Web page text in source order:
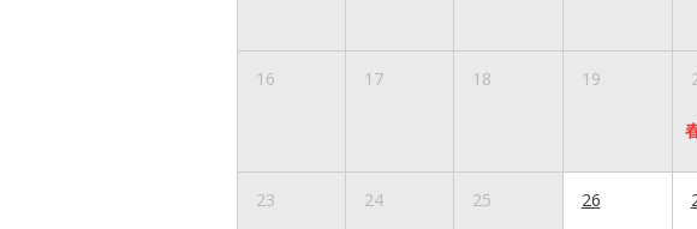
16 17 18 19
23 24 25 26